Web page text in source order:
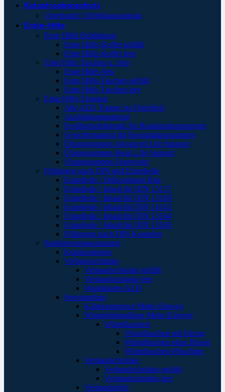
Katastrophenschutz
Unterkunft / Objektausstattung
Erste-Hilfe
Erste Hilfe Behältnisse
Erste Hilfe-Koffer gefüllt
Erste Hilfe-Koffer leer
Erste Hilfe Taschen u. Sets
Erste Hilfe-Sets
Erste Hilfe-Taschen gefüllt
Erste Hilfe-Taschen leer
Erste Hilfe-Training
Alle AED Trainer im Überblick
Ausbildungsmaterial
Feedbackelektronik für Reanimationspuppen
Gesichtsmasken für Reanimationspuppen
Übungspuppen Advanced Life Support
Übungspuppen Basic Life Support
Übungspuppen Feuerwehr
Füllungen nach DIN und Einzelteile
Einzelteile / Füllsortiment Kita
Einzelteile / Inhalt für DIN 13157
Einzelteile / Inhalt für DIN 13169
Einzelteile / Inhalt für DIN 14142
Einzelteile / Inhalt für DIN 13164
Einzelteile / Inhalt für DIN 13160
Füllungen nach DIN Komplett
Sanitätsraumausstattung
Krankentragen
Verbandschränke
Verbandschränke gefüllt
Verbandschränke leer
Wandkästen AED
Sportmedizin
Kältekompresse Mehr-/Einweg
Wärmebehandlung Mehr-/Einweg
Wärmflaschen
Wärmflaschen mit Bezug
Wärmflaschen ohne Bezug
Wärmflaschen Plüschtier
Verbandschränke
Verbandschränke gefüllt
Verbandschränke leer
Verbandstoffe